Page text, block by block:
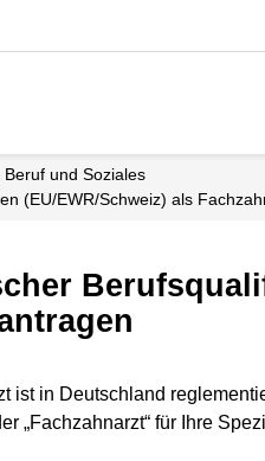
Beruf und Soziales
(EU/EWR/Schweiz) als
ist in Deutschland
„Fachzahnarzt“ für Ihre